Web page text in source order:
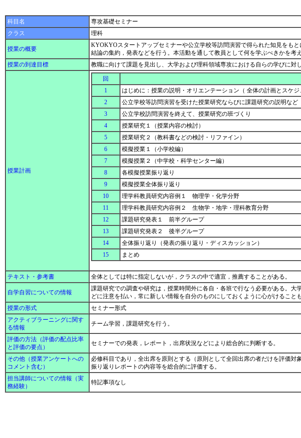
科目名
専攻基礎セミナー
クラス
理科
授業の概要
KYOKYOスタートアップセミナーや公立学校等訪問演習で得られた知見をも
結論の集約，発表などを行う。本活動を通して教員として何を学ぶべきかを考
授業の到達目標
教職に向けて課題を見出し、大学および理科領域専攻における自らの学びに対
授業計画
回
1
はじめに：授業の説明・オリエンテーション（ 全体の計画とスケジ
2
公立学校等訪問演習を受けた授業研究ならびに課題研究の説明など
3
公立学校訪問演習を終えて、授業研究の班づくり
4
授業研究１（授業内容の検討）
5
授業研究２（教科書などの検討・リファイン）
6
模擬授業１（小学校編）
7
模擬授業２（中学校・科学センター編）
8
各模擬授業振り返り
9
模擬授業全体振り返り
10
理学科教員研究内容例１ 物理学・化学分野
11
理学科教員研究内容例２ 生物学・地学・理科教育分野
12
課題研究発表１ 前半グループ
13
課題研究発表２ 後半グループ
14
全体振り返り（発表の振り返り・ディスカッション）
15
まとめ
テキスト・参考書 全体としては特に指定しないが，クラスの中で適宜，推薦することがある。
自学自習についての情報
課題研究での調査や研究は，授業時間外に各自・各班で行なう必要がある。
どに注意を払い，常に新しい情報を自分のものにしておくように心がけること
授業の形式
セミナー形式
アクティブラーニングに関す
る情報
チーム学習，課題研究を行う。
評価の方法（評価の配点比率
と評価の要点）
セミナーでの発表，レポート，出席状況などにより総合的に判断する。
その他（授業アンケートへの
コメント含む）
必修科目であり，全出席を原則とする（原則として全回出席の者だけを評価
振り返りレポートの内容等を総合的に評価する。
担当講師についての情報（実
務経験）
特記事項なし